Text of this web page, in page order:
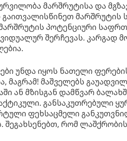
მარშრუტისა და
მარშრუტის
პოტენციური
შერჩევას. კარგად
უნდა იყოს ნათელი
მაგრამ! მაშველებს
ან მზისგან დამწვარ
განსაკუთრებული
ფეხსაცმელი
შეგახსენებთ, რომ